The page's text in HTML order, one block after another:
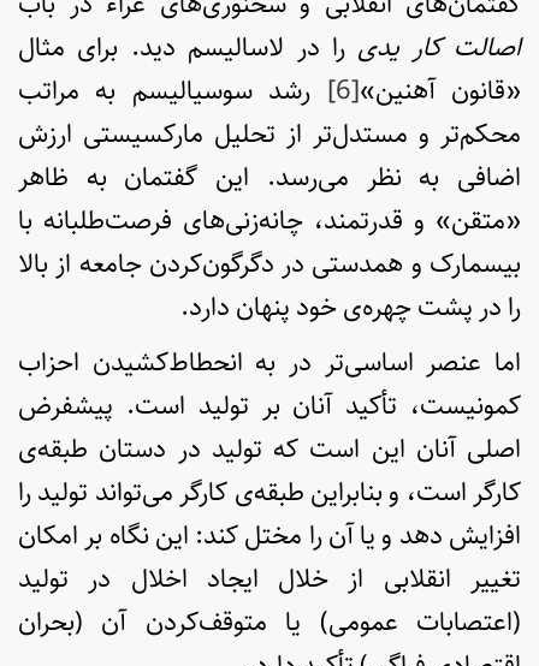
اصالت کار یدی را در لاسالیسم دید. برای مثال
«قانون آهنین»[6]
رشد سوسیالیسم به مراتب
محکم‌تر و مستدل‌تر از تحلیل مارکسیستی ارزش
اضافی به نظر می‌رسد. این گفتمان به ظاهر
«متقن» و قدرتمند، چانه‌زنی‌های فرصت‌طلبانه با
بیسمارک و همدستی در دگرگون‌کردن جامعه از بالا
را در پشت چهره‌ی خود پنهان دارد.
اما عنصر اساسی‌تر در به انحطاط‌کشیدن احزاب
کمونیست، تأکید آنان بر تولید است. پیش­فرض
اصلی آنان این است که تولید در دستان طبقه‌ی
کارگر است، و بنابراین طبقه‌ی کارگر می‌تواند تولید را
افزایش دهد و یا آن را مختل کند: این نگاه بر امکان
تغییر انقلابی از خلال ایجاد اخلال در تولید
(اعتصابات عمومی) یا متوقف‌کردن آن (بحران